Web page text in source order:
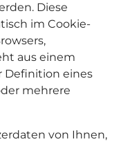
Diese
im Cookie-
aus einem
Definition eines
mehrere
von Ihnen,